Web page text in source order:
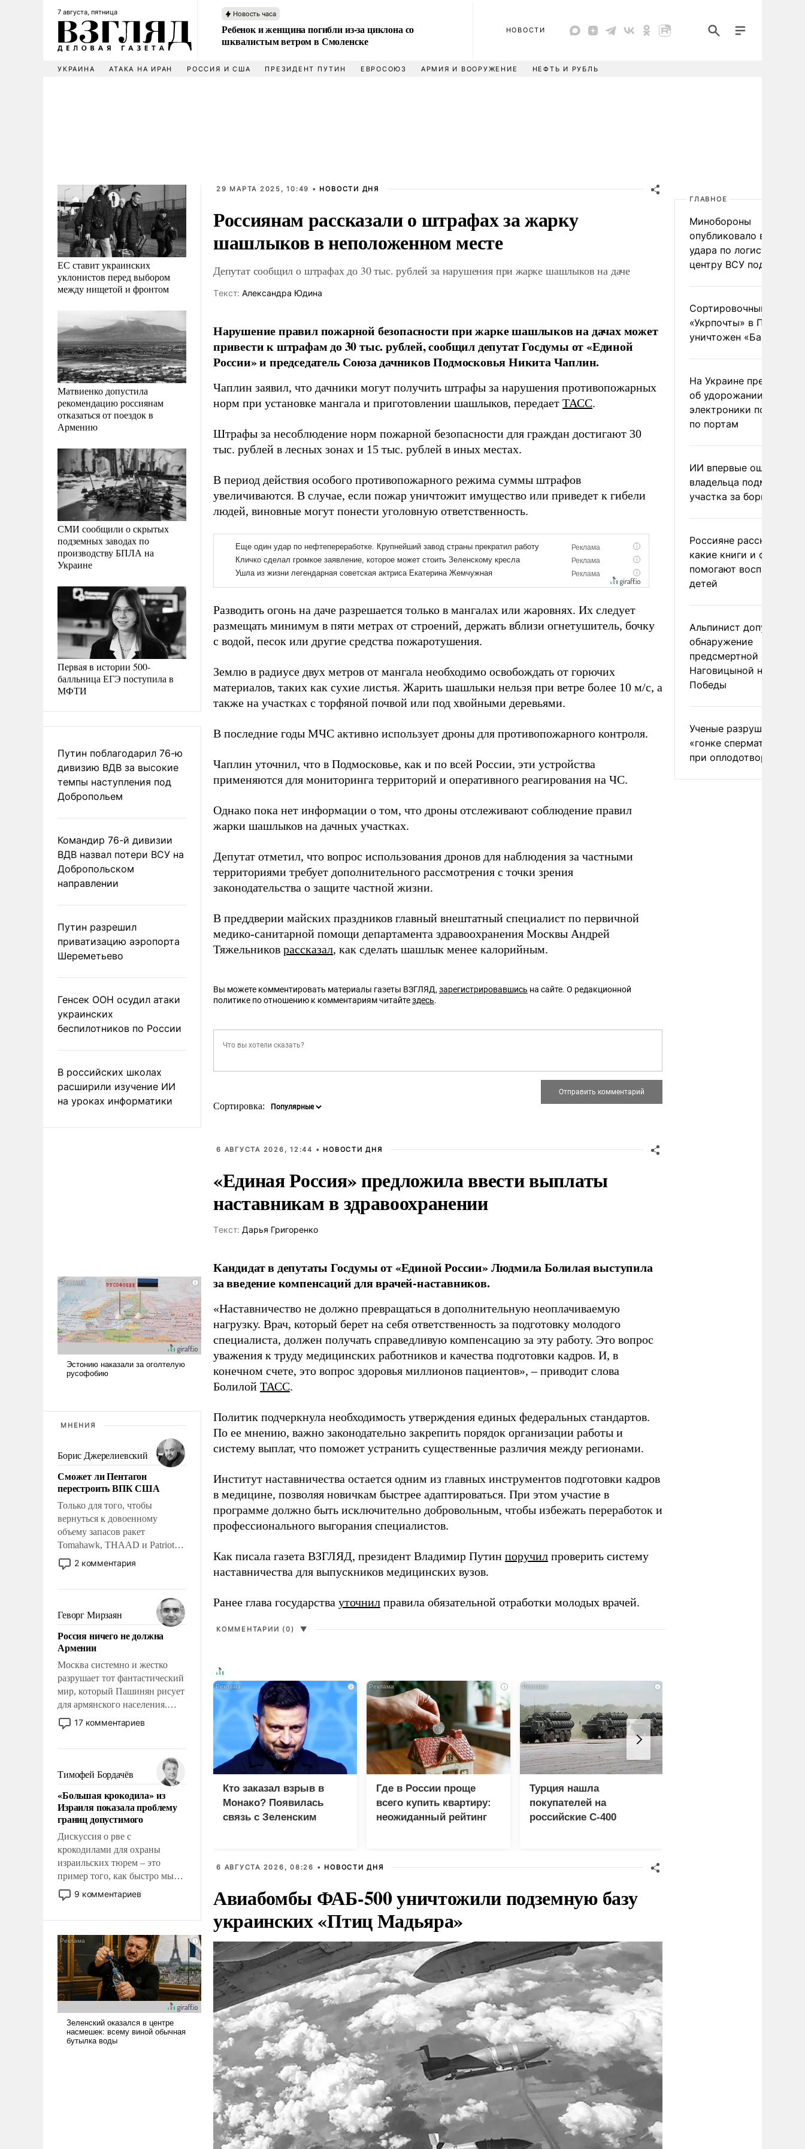
7 августа, пятница Новость часа
Ребенок и женщина погибли из-за циклона со
шквалистым ветром в Смоленске
НОВОСТИ
УКРАИНА АТАКА НА ИРАН РОССИЯ И США ПРЕЗИДЕНТ ПУТИН ЕВРОСОЮЗ АРМИЯ И ВООРУЖЕНИЕ НЕФТЬ И РУБЛЬ
ЕС ставит украинских
уклонистов перед выбором
между нищетой и фронтом
Матвиенко допустила
рекомендацию россиянам
отказаться от поездок в
Армению
СМИ сообщили о скрытых
подземных заводах по
производству БПЛА на
Украине
Первая в истории 500-
балльница ЕГЭ поступила в
МФТИ
Путин поблагодарил 76-ю
дивизию ВДВ за высокие
темпы наступления под
Добропольем
Командир 76-й дивизии
ВДВ назвал потери ВСУ на
Добропольском
направлении
Путин разрешил
приватизацию аэропорта
Шереметьево
Генсек ООН осудил атаки
украинских
беспилотников по России
В российских школах
расширили изучение ИИ
на уроках информатики
МНЕНИЯ
Борис Джерелиевский
Сможет ли Пентагон
перестроить ВПК США
Только для того, чтобы
вернуться к довоенному
объему запасов ракет
Tomahawk, THAAD и Patriot
США потребуется более трех
лет. Даже небольшая война с
Сложившаяся ситуация
означает многолетний период
уязвимости США, например,
перед Китаем.
2 комментария
Геворг Мирзаян
Россия ничего не должна
Армении
Москва системно и жестко
разрушает тот фантастический
мир, который Пашинян рисует
для армянского населения.
Мир, где политические
прожекты будут безусловно
налогоплательщиков и где
Еревану за свои поступки не
нужно отвечать.
17 комментариев
Тимофей Бордачёв
«Большая крокодила» из
Израиля показала проблему
границ допустимого
Дискуссия о рве с
крокодилами для охраны
израильских тюрем – это
пример того, как быстро мы
двигаемся по пути
революционных изменений.
псевдонаучной фантастики,
стало всерьез обсуждаемой
идеей.
9 комментариев
29 МАРТА 2025, 10:49 • НОВОСТИ ДНЯ
Россиянам рассказали о штрафах за жарку
шашлыков в неположенном месте
Депутат сообщил о штрафах до 30 тыс. рублей за нарушения при жарке шашлыков на даче
Tекст: Александра Юдина
Нарушение правил пожарной безопасности при жарке шашлыков на дачах может
привести к штрафам до 30 тыс. рублей, сообщил депутат Госдумы от «Единой
России» и председатель Союза дачников Подмосковья Никита Чаплин.
Чаплин заявил, что дачники могут получить штрафы за нарушения противопожарных
норм при установке мангала и приготовлении шашлыков, передает ТАСС.
Штрафы за несоблюдение норм пожарной безопасности для граждан достигают 30
тыс. рублей в лесных зонах и 15 тыс. рублей в иных местах.
В период действия особого противопожарного режима суммы штрафов
увеличиваются. В случае, если пожар уничтожит имущество или приведет к гибели
людей, виновные могут понести уголовную ответственность.
Разводить огонь на даче разрешается только в мангалах или жаровнях. Их следует
размещать минимум в пяти метрах от строений, держать вблизи огнетушитель, бочку
с водой, песок или другие средства пожаротушения.
Землю в радиусе двух метров от мангала необходимо освобождать от горючих
материалов, таких как сухие листья. Жарить шашлыки нельзя при ветре более 10 м/с, а
также на участках с торфяной почвой или под хвойными деревьями.
В последние годы МЧС активно использует дроны для противопожарного контроля.
Чаплин уточнил, что в Подмосковье, как и по всей России, эти устройства
применяются для мониторинга территорий и оперативного реагирования на ЧС.
Однако пока нет информации о том, что дроны отслеживают соблюдение правил
жарки шашлыков на дачных участках.
Депутат отметил, что вопрос использования дронов для наблюдения за частными
территориями требует дополнительного рассмотрения с точки зрения
законодательства о защите частной жизни.
В преддверии майских праздников главный внештатный специалист по первичной
медико-санитарной помощи департамента здравоохранения Москвы Андрей
Тяжельников рассказал, как сделать шашлык менее калорийным.
Вы можете комментировать материалы газеты ВЗГЛЯД, зарегистрировавшись на сайте. О редакционной
политике по отношению к комментариям читайтездесь.
Сортировка:
6 АВГУСТА 2026, 12:44 • НОВОСТИ ДНЯ
«Единая Россия» предложила ввести выплаты
наставникам в здравоохранении
Tекст: Дарья Григоренко
Кандидат в депутаты Госдумы от «Единой России» Людмила Болилая выступила
за введение компенсаций для врачей-наставников.
«Наставничество не должно превращаться в дополнительную неоплачиваемую
нагрузку. Врач, который берет на себя ответственность за подготовку молодого
специалиста, должен получать справедливую компенсацию за эту работу. Это вопрос
уважения к труду медицинских работников и качества подготовки кадров. И, в
конечном счете, это вопрос здоровья миллионов пациентов», – приводит слова
Болилой ТАСС.
Политик подчеркнула необходимость утверждения единых федеральных стандартов.
По ее мнению, важно законодательно закрепить порядок организации работы и
систему выплат, что поможет устранить существенные различия между регионами.
Институт наставничества остается одним из главных инструментов подготовки кадров
в медицине, позволяя новичкам быстрее адаптироваться. При этом участие в
программе должно быть исключительно добровольным, чтобы избежать переработок и
профессионального выгорания специалистов.
Как писала газета ВЗГЛЯД, президент Владимир Путин поручил проверить систему
наставничества для выпускников медицинских вузов.
Ранее глава государства уточнил правила обязательной отработки молодых врачей.
КОММЕНТАРИИ (0) ▼
i
Кто заказал взрыв в
Монако? Появилась
связь с Зеленским
i
Где в России проще
всего купить квартиру:
неожиданный рейтинг
i
Турция нашла
покупателей на
российские C-400
6 АВГУСТА 2026, 08:26 • НОВОСТИ ДНЯ
Авиабомбы ФАБ-500 уничтожили подземную базу
украинских «Птиц Мадьяра»
ГЛАВНОЕ
Минобороны
опубликовало видео
удара по
центру ВСУ под Киевом
Сортировочный пункт
«Укрпочты» в
уничтожен
На Украине
об удорожании
электроники после
по портам
ИИ впервые
владельца
участка за борщевик
Россияне рассказали,
какие книги и фильмы
помогают воспитывать
детей
Альпинист допустил
обнаружение
предсмертной записки
Наговицыной на пике
Победы
Ученые разрушили миф
«гонке
при оплодотворении